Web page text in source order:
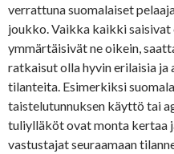
verrattuna suomalaiset
joukko. Vaikka kaikki saisivat
ymmärtäisivät ne oikein,
ratkaisut olla hyvin erilaisia ja
tilanteita. Esimerkiksi
taistelutunnuksen käyttö tai
tuliylläköt ovat monta kertaa
vastustajat seuraamaan